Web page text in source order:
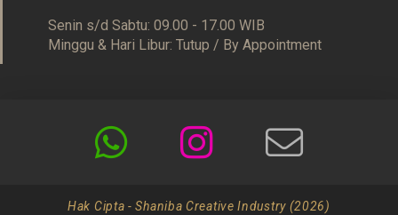
Senin s/d Sabtu: 09.00 - 17.00 WIB
Minggu & Hari Libur: Tutup / By Appointment
Hak Cipta - Shaniba Creative Industry (2026)